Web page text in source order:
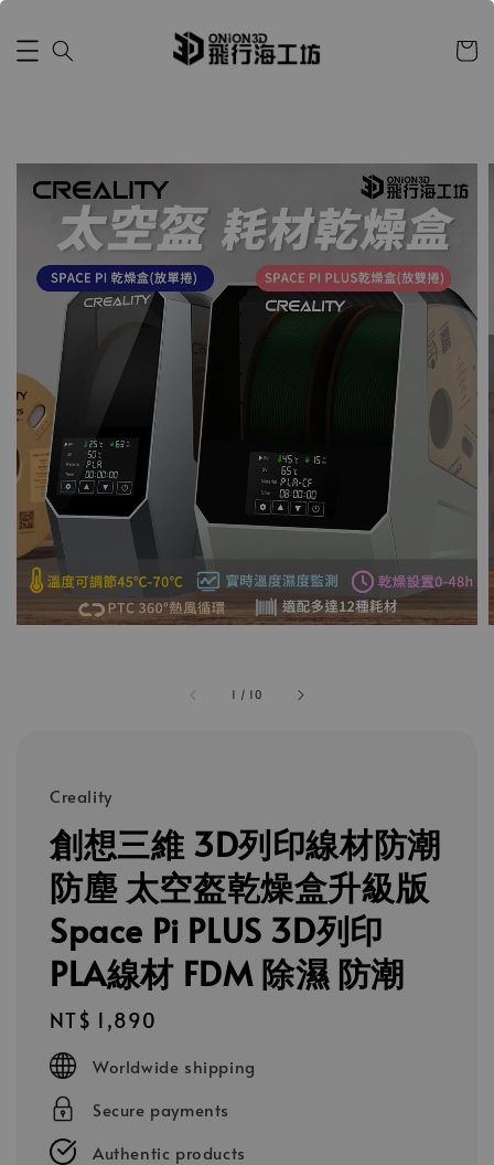
1 / 10
Creality
創想三維 3D列印線材防潮
防塵 太空盔乾燥盒升級版
Space Pi PLUS 3D列印
PLA線材 FDM 除濕 防潮
Regular
price
NT$ 1,890
Worldwide shipping
Secure payments
Authentic products